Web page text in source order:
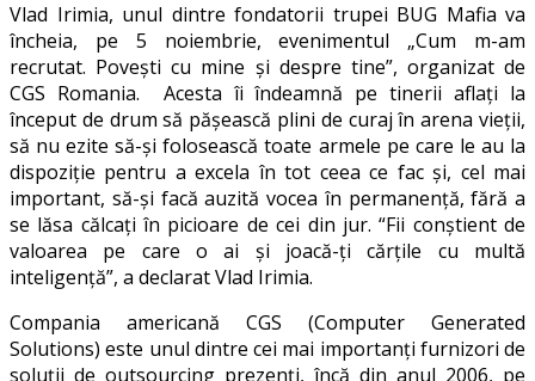
Vlad Irimia, unul dintre fondatorii trupei BUG Mafia va
încheia, pe 5 noiembrie, evenimentul „Cum m-am
recrutat. Povești cu mine și despre tine”, organizat de
CGS Romania. Acesta îi îndeamnă pe tinerii aflați la
început de drum să pășească plini de curaj în arena vieții,
să nu ezite să-și folosească toate armele pe care le au la
dispoziție pentru a excela în tot ceea ce fac și, cel mai
important, să-și facă auzită vocea în permanență, fără a
se lăsa călcați în picioare de cei din jur. “Fii conștient de
valoarea pe care o ai și joacă-ți cărțile cu multă
inteligență”, a declarat Vlad Irimia.
Compania americană CGS (Computer Generated
Solutions) este unul dintre cei mai importanți furnizori de
soluții de outsourcing prezenți, încă din anul 2006, pe